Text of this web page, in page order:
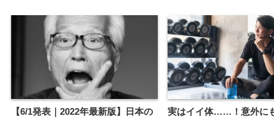
【6/1発表｜2022年最新版】日本の
実はイイ体……！意外に